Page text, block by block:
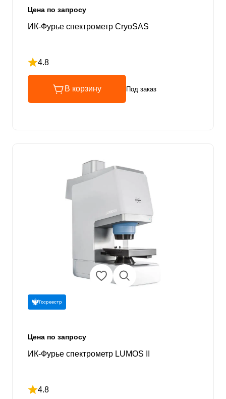
Цена по запросу
ИК-Фурье спектрометр CryoSAS
4.8
Рейтинг 4.8 из 5
В корзину Под заказ
Госреестр
Цена по запросу
ИК-Фурье спектрометр LUMOS II
4.8
Рейтинг 4.8 из 5